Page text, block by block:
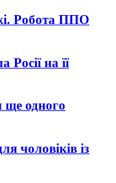
Робота ППО
Росії на її
ще одного
чоловіків із